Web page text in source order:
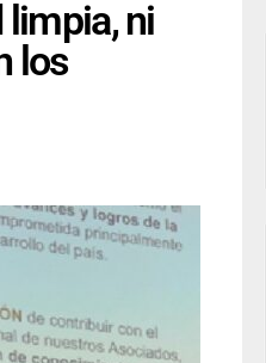
limpia, ni
los